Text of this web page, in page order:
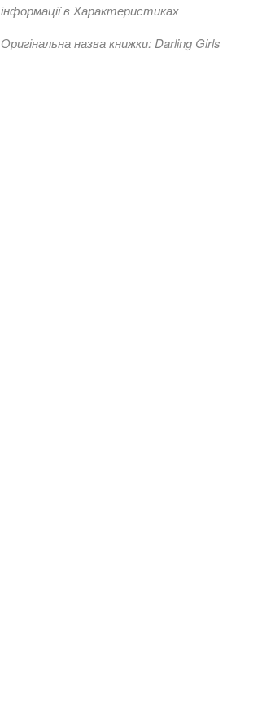
інформації в Характеристиках
Оригінальна назва книжки: Darling Girls